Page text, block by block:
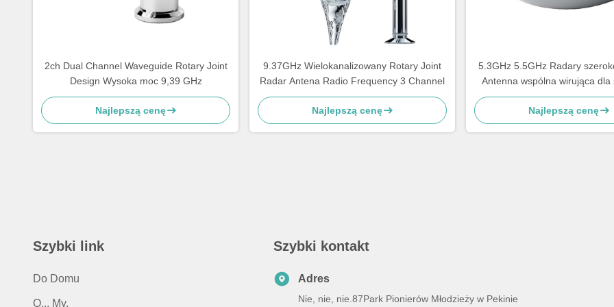
2ch Dual Channel Waveguide Rotary Joint
Design Wysoka moc 9,39 GHz
Najlepszą cenę
9.37GHz Wielokanalizowany Rotary Joint
Radar Antena Radio Frequency 3 Channel
Najlepszą cenę
5.3GHz 5.5GHz Radary
Antenna wspólna wirująca dla
radarowych w zakresie
Najlepszą cenę
Szybki link
Do Domu
O... My.
Szybki kontakt
Adres
Nie, nie, nie.87Park Pionierów Młodzieży w Pekinie